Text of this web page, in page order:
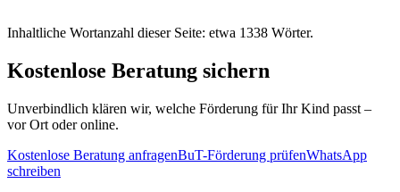
Inhaltliche Wortanzahl dieser Seite: etwa 1338 Wörter.
Kostenlose Beratung sichern
Unverbindlich klären wir, welche Förderung für Ihr Kind passt –
vor Ort oder online.
Kostenlose Beratung anfragenBuT-Förderung prüfenWhatsApp
schreiben